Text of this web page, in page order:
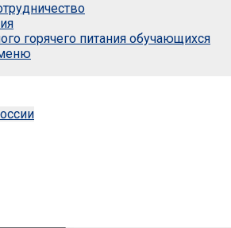
горячего питания обучающихся